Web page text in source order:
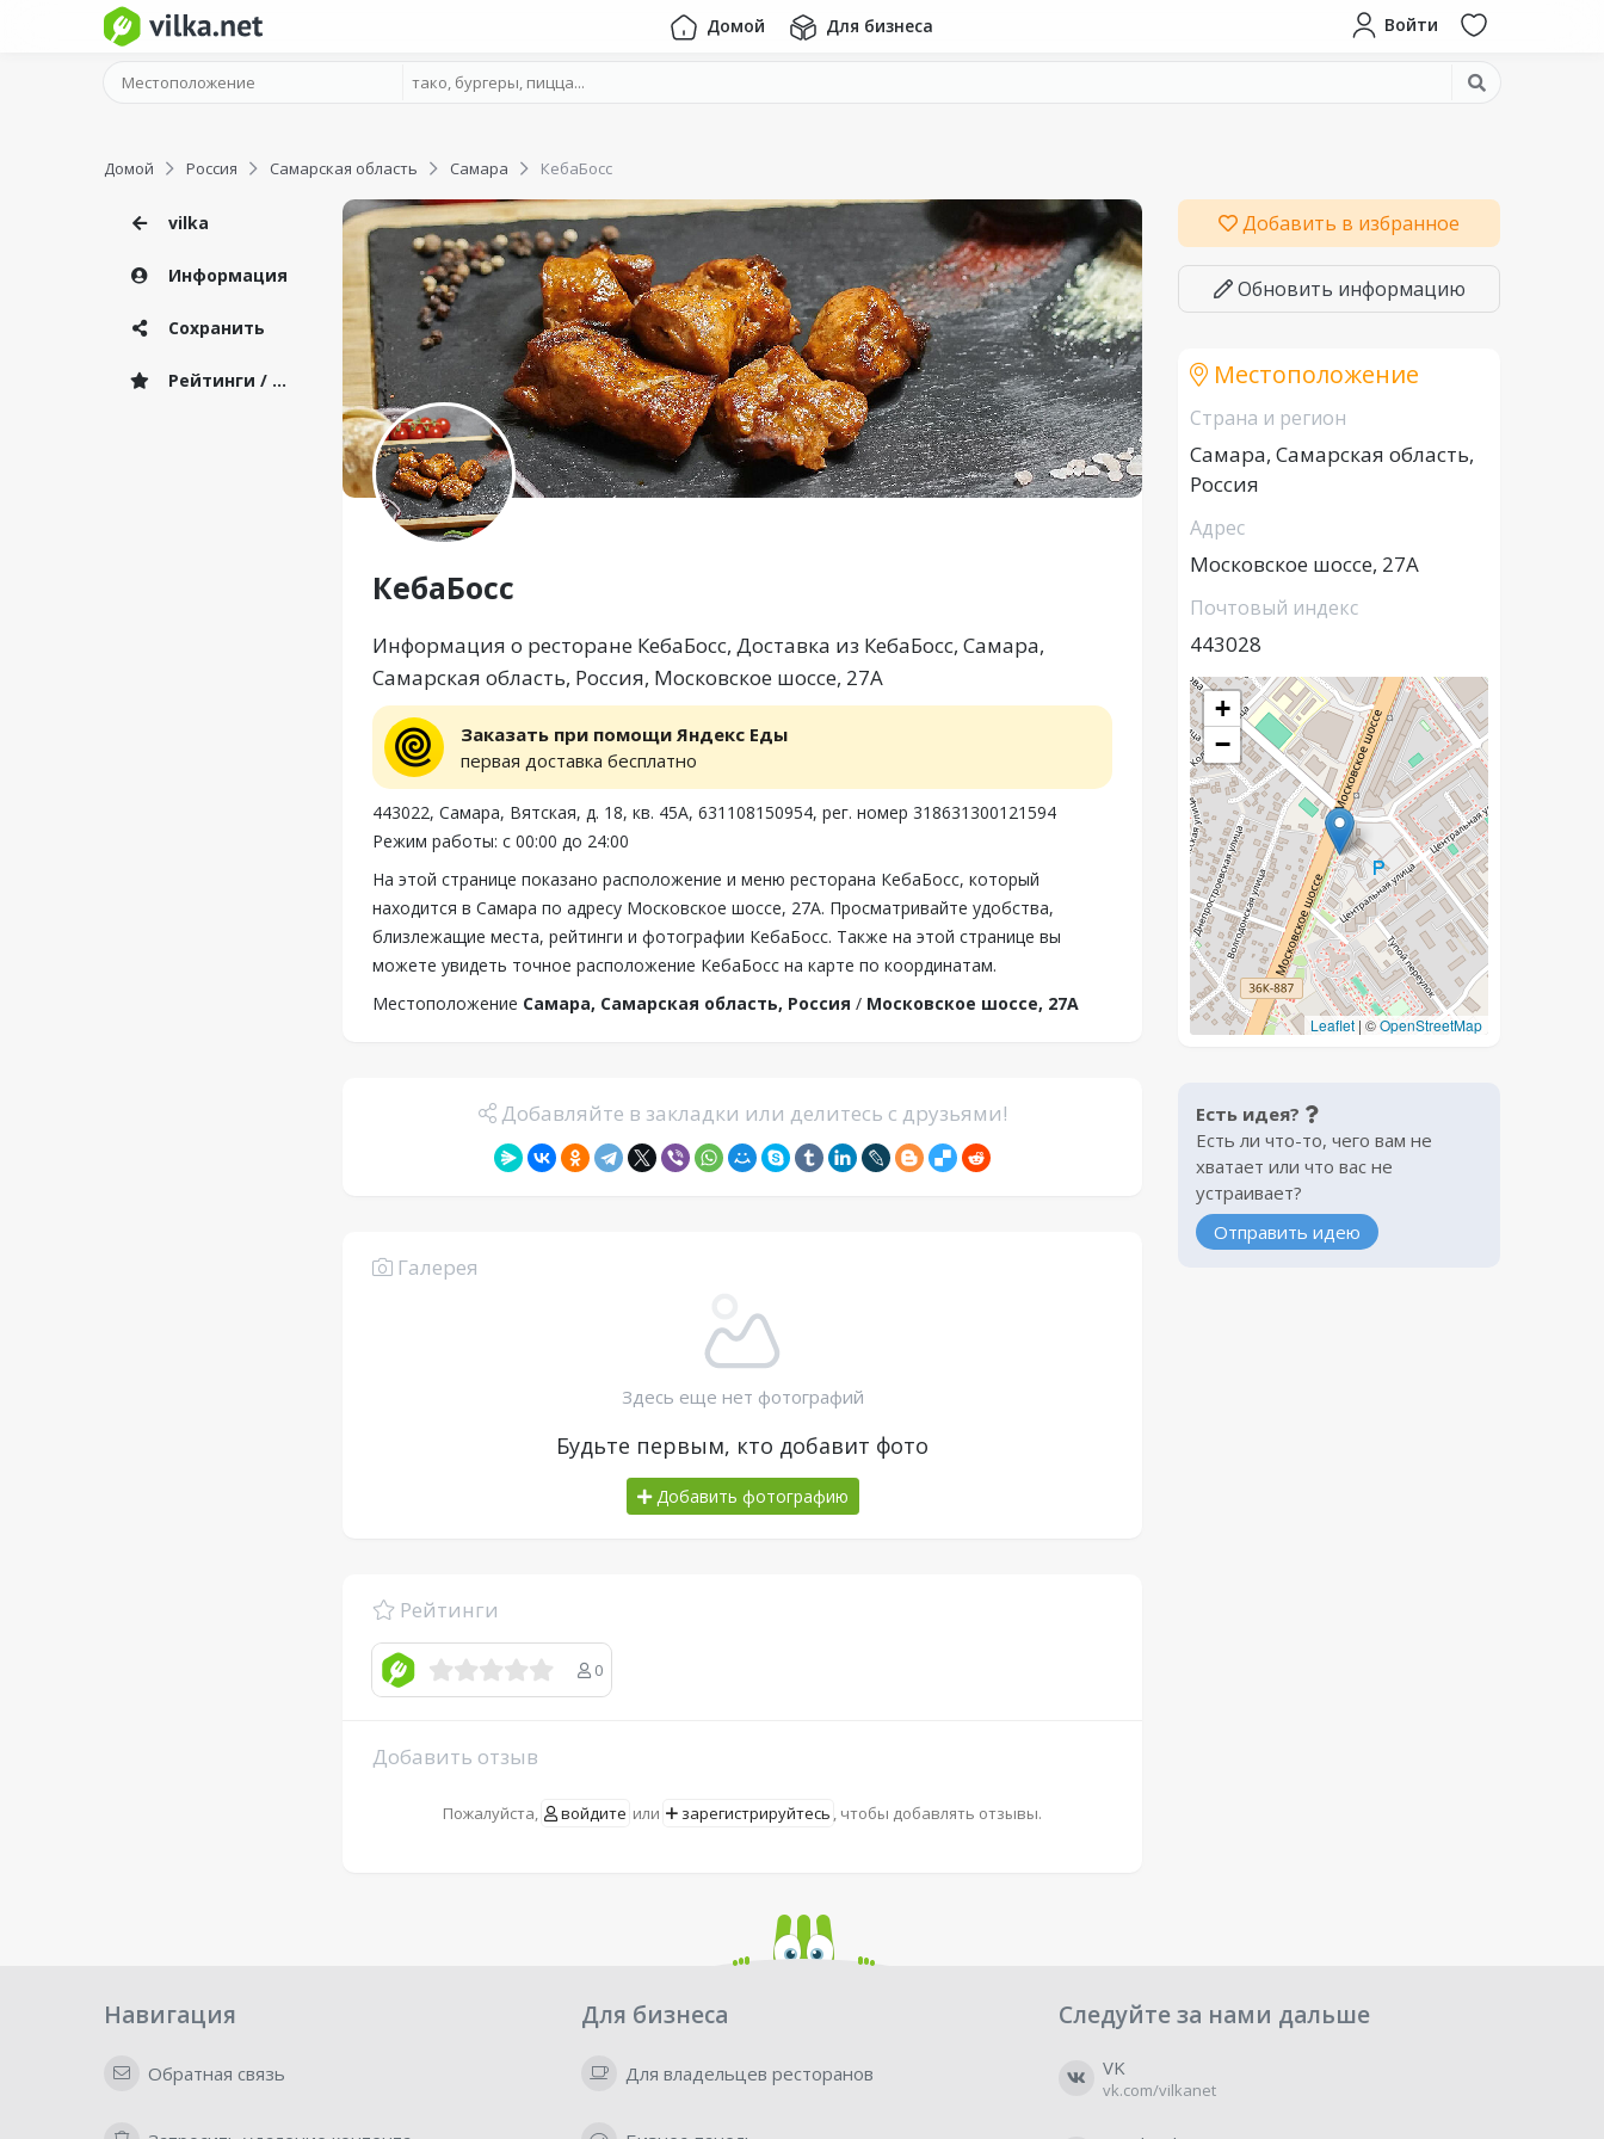
Домой Для бизнеса Войти
Домой Россия Самарская область Самара КебаБосс
vilka
Информация
Сохранить
Рейтинги / Отзывы
КебаБосс
Информация о ресторане КебаБосс, Доставка из КебаБосс, Самара,
Самарская область, Россия, Московское шоссе, 27А
Заказать при помощи Яндекс Еды
первая доставка бесплатно
443022, Самара, Вятская, д. 18, кв. 45А, 631108150954, рег. номер 318631300121594
Режим работы: с 00:00 до 24:00
На этой странице показано расположение и меню ресторана КебаБосс, который
находится в Самара по адресу Московское шоссе, 27А. Просматривайте удобства,
близлежащие места, рейтинги и фотографии КебаБосс. Также на этой странице вы
можете увидеть точное расположение КебаБосс на карте по координатам.
Местоположение Самара, Самарская область, Россия / Московское шоссе, 27А
Добавляйте в закладки или делитесь с друзьями!
Галерея
Здесь еще нет фотографий
Будьте первым, кто добавит фото
Добавить фотографию
Рейтинги
0
Добавить отзыв
Пожалуйста, войдите или зарегистрируйтесь , чтобы добавлять отзывы.
Добавить в избранное
Обновить информацию
Местоположение
Страна и регион
Самара, Самарская область,
Россия
Адрес
Московское шоссе, 27А
Почтовый индекс
443028
+
−
Leaflet | ©OpenStreetMap
Есть идея?
Есть ли что-то, чего вам не
хватает или что вас не
устраивает?
Отправить идею
Навигация
Обратная связь
Для бизнеса
Для владельцев ресторанов
Следуйте за нами дальше
VK
vk.com/vilkanet